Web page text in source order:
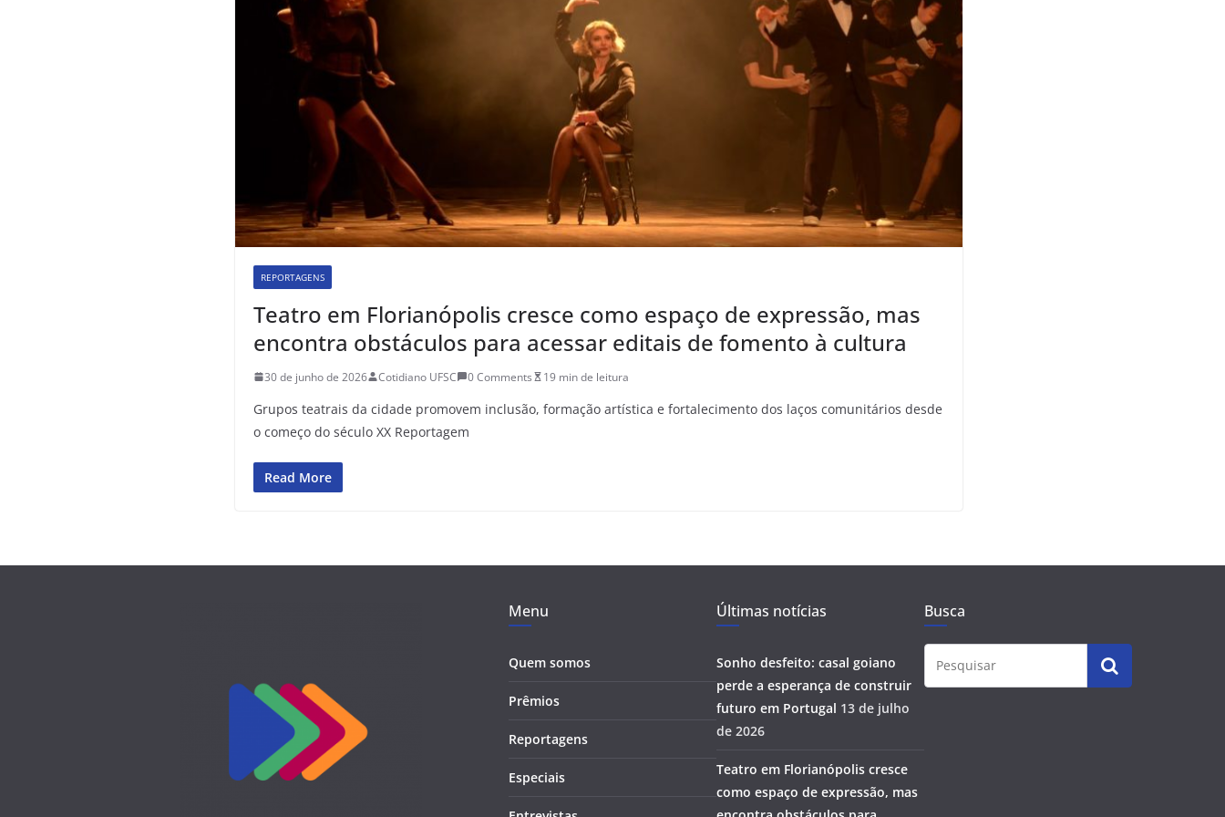
REPORTAGENS
Teatro em Florianópolis cresce como espaço de expressão, mas
encontra obstáculos para acessar editais de fomento à cultura
30 de junho de 2026 Cotidiano UFSC 0 Comments 19 min de leitura
Grupos teatrais da cidade promovem inclusão, formação artística e fortalecimento dos laços comunitários desde
o começo do século XX Reportagem
Read More
Menu
Quem somos
Prêmios
Reportagens
Especiais
Últimas notícias
Sonho desfeito: casal goiano
perde a esperança de construir
futuro em Portugal 13 de julho
de 2026
Teatro em Florianópolis cresce
como espaço de expressão, mas
Busca